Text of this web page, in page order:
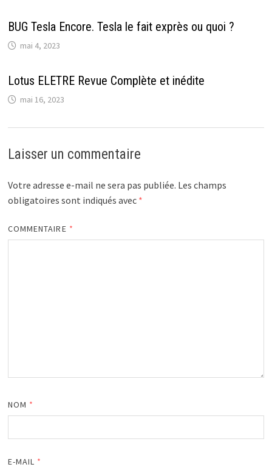
BUG Tesla Encore. Tesla le fait exprès ou quoi ?
mai 4, 2023
Lotus ELETRE Revue Complète et inédite
mai 16, 2023
Laisser un commentaire
Votre adresse e-mail ne sera pas publiée. Les champs
obligatoires sont indiqués avec *
COMMENTAIRE *
NOM *
E-MAIL *